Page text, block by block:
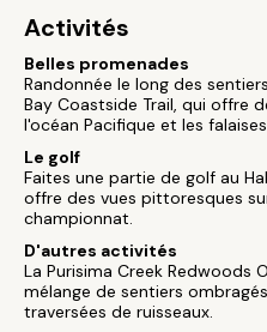
Activités
Belles promenades
Randonnée le long des
Bay Coastside Trail, qui offre
l'océan Pacifique et les
Le golf
Faites une partie de golf au
offre des vues pittoresques
championnat.
D'autres activités
La Purisima Creek Redwoods
mélange de sentiers
traversées de ruisseaux.